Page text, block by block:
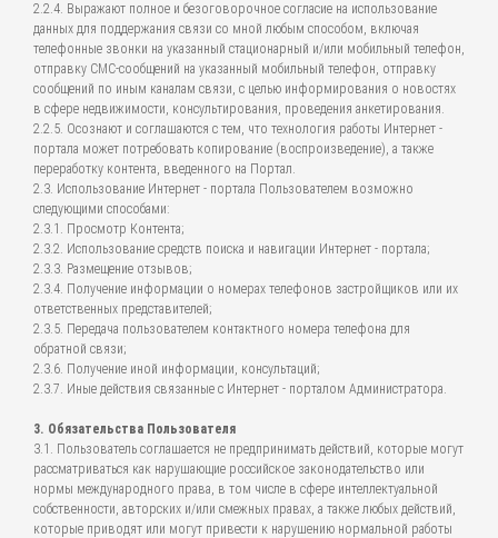
2.2.4. Выражают полное и безоговорочное согласие на использование
данных для поддержания связи со мной любым способом, включая
телефонные звонки на указанный стационарный и/или мобильный телефон,
отправку СМС-сообщений на указанный мобильный телефон, отправку
сообщений по иным каналам связи, с целью информирования о новостях
в сфере недвижимости, консультирования, проведения анкетирования.
2.2.5. Осознают и соглашаются с тем, что технология работы Интернет -
портала может потребовать копирование (воспроизведение), а также
переработку контента, введенного на Портал.
2.3. Использование Интернет - портала Пользователем возможно
следующими способами:
2.3.1. Просмотр Контента;
2.3.2. Использование средств поиска и навигации Интернет - портала;
2.3.3. Размещение отзывов;
2.3.4. Получение информации о номерах телефонов застройщиков или их
ответственных представителей;
2.3.5. Передача пользователем контактного номера телефона для
обратной связи;
2.3.6. Получение иной информации, консультаций;
2.3.7. Иные действия связанные с Интернет - порталом Администратора.
3. Обязательства Пользователя
3.1. Пользователь соглашается не предпринимать действий, которые могут
рассматриваться как нарушающие российское законодательство или
нормы международного права, в том числе в сфере интеллектуальной
собственности, авторских и/или смежных правах, а также любых действий,
которые приводят или могут привести к нарушению нормальной работы